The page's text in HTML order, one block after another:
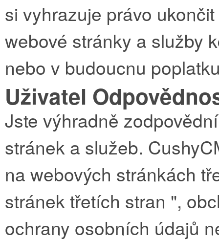
si vyhrazuje právo
webové stránky a služby
nebo v budoucnu
Uživatel
Jste výhradně
stránek a služeb.
na webových stránkách
stránek třetích stran ",
ochrany osobních údajů